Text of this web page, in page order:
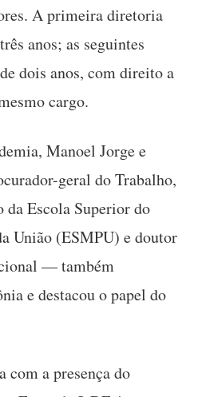
A primeira diretoria
anos; as seguintes
dois anos, com direito a
cargo.
Manoel Jorge e
geral do Trabalho,
Escola Superior do
União (ESMPU) e doutor
— também
e destacou o papel do
com a presença do